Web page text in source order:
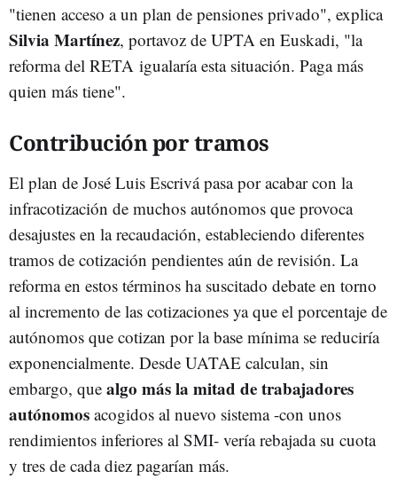
"tienen acceso a un plan de pensiones privado", explica
Silvia Martínez, portavoz de UPTA en Euskadi, "la
reforma del RETA igualaría esta situación. Paga más
quien más tiene".
Contribución por tramos
El plan de José Luis Escrivá pasa por acabar con la
infracotización de muchos autónomos que provoca
desajustes en la recaudación, estableciendo diferentes
tramos de cotización pendientes aún de revisión. La
reforma en estos términos ha suscitado debate en torno
al incremento de las cotizaciones ya que el porcentaje de
autónomos que cotizan por la base mínima se reduciría
exponencialmente. Desde UATAE calculan, sin
embargo, que algo más la mitad de trabajadores
autónomos acogidos al nuevo sistema -con unos
rendimientos inferiores al SMI- vería rebajada su cuota
y tres de cada diez pagarían más.